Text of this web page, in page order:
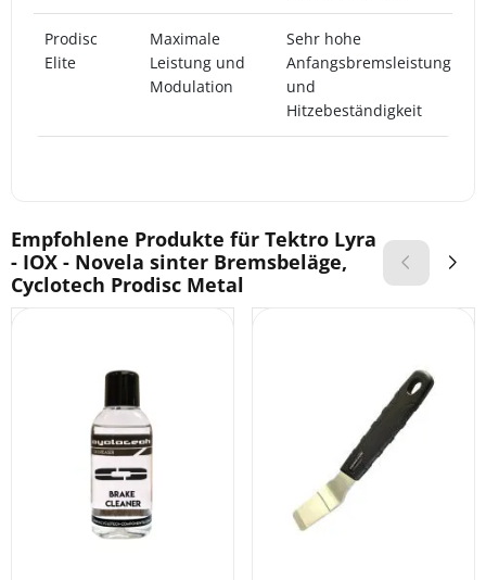
Prodisc
Elite
Maximale
Leistung und
Modulation
Sehr hohe
Anfangsbremsleistung
und
Hitzebeständigkeit
Empfohlene Produkte für Tektro Lyra
- IOX - Novela sinter Bremsbeläge,
Cyclotech Prodisc Metal